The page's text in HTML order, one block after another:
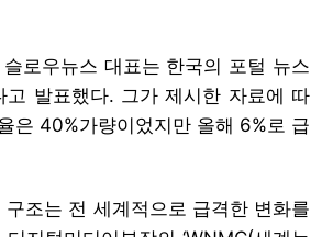
로우뉴스 대표는 한국의 포털 뉴스
발표했다. 그가 제시한 자료에 따
은 40%가량이었지만 올해 6%로 급
조는 전 세계적으로 급격한 변화를